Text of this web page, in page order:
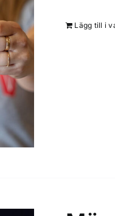
Lägg till i